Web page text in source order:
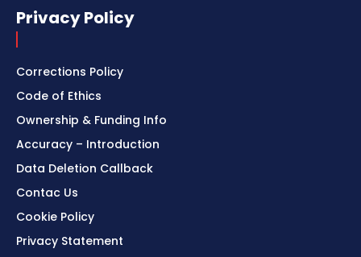
Privacy Policy
Corrections Policy
Code of Ethics
Ownership & Funding Info
Accuracy – Introduction
Data Deletion Callback
Contac Us
Cookie Policy
Privacy Statement